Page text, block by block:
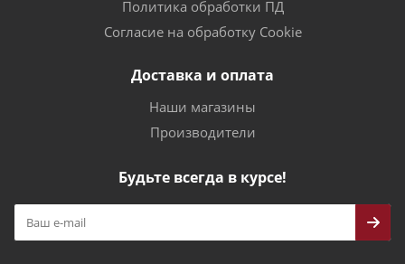
Политика обработки ПД
Согласие на обработку Cookie
Доставка и оплата
Наши магазины
Производители
Будьте всегда в курсе!